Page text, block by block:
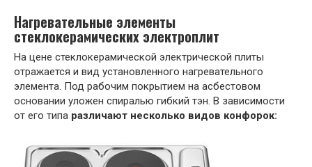
Нагревательные элементы
стеклокерамических электроплит
На цене стеклокерамической электрической плиты
отражается и вид установленного нагревательного
элемента. Под рабочим покрытием на асбестовом
основании уложен спиралью гибкий тэн. В зависимости
от его типа различают несколько видов конфорок: